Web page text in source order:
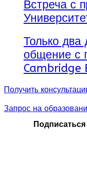
Встреча с
Только
общение с
Cambridge
Получить
Запрос на